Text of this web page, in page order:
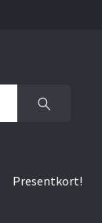
Presentkort!